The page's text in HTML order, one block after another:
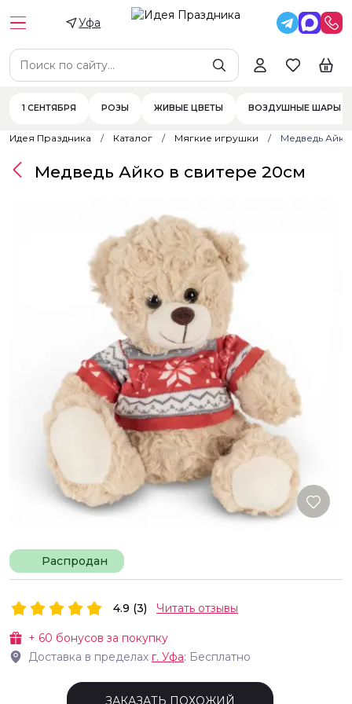
Уфа
1 СЕНТЯБРЯ РОЗЫ ЖИВЫЕ ЦВЕТЫ ВОЗДУШНЫЕ ШАРЫ
Идея Праздника Каталог Мягкие игрушки Медведь
Распродан
Медведь Айко в свитере 20см
+ 60 бонусов за покупку
Доставка в пределах г. Уфа: Бесплатно
4.9 (3) Читать отзывы
ЗАКАЗАТЬ ПОХОЖИЙ